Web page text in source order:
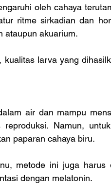
oleh cahaya
ritme sirkadian dan
ataupun akuarium.
larva yang
air dan mampu
Namun,
paparan cahaya biru.
metode ini juga harus
dengan melatonin.